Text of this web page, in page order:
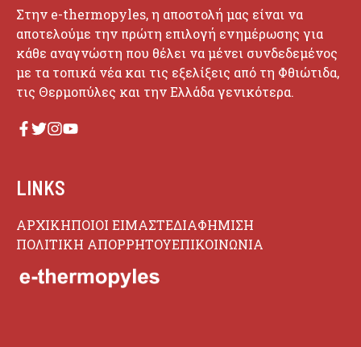
Στην e-thermopyles, η αποστολή μας είναι να
αποτελούμε την πρώτη επιλογή ενημέρωσης για
κάθε αναγνώστη που θέλει να μένει συνδεδεμένος
με τα τοπικά νέα και τις εξελίξεις από τη Φθιώτιδα,
τις Θερμοπύλες και την Ελλάδα γενικότερα.
LINKS
ΑΡΧΙΚΗΠΟΙΟΙ ΕΙΜΑΣΤΕΔΙΑΦΗΜΙΣΗ
ΠΟΛΙΤΙΚΗ ΑΠΟΡΡΗΤΟΥΕΠΙΚΟΙΝΩΝΙΑ